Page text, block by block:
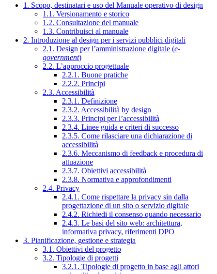
1. Scopo, destinatari e uso del Manuale operativo di design
1.1. Versionamento e storico
1.2. Consultazione del manuale
1.3. Contribuisci al manuale
2. Introduzione al design per i servizi pubblici digitali
2.1. Design per l’amministrazione digitale (e-
government)
2.2. L’approccio progettuale
2.2.1. Buone pratiche
2.2.2. Principi
2.3. Accessibilità
2.3.1. Definizione
2.3.2. Accessibilità by design
2.3.3. Principi per l’accessibilità
2.3.4. Linee guida e criteri di successo
2.3.5. Come rilasciare una dichiarazione di
accessibilità
2.3.6. Meccanismo di feedback e procedura di
attuazione
2.3.7. Obiettivi accessibilità
2.3.8. Normativa e approfondimenti
2.4. Privacy
2.4.1. Come rispettare la privacy sin dalla
progettazione di un sito o servizio digitale
2.4.2. Richiedi il consenso quando necessario
2.4.3. Le basi del sito web: architettura,
informativa privacy, riferimenti DPO
3. Pianificazione, gestione e strategia
3.1. Obiettivi del progetto
3.2. Tipologie di progetti
3.2.1. Tipologie di progetto in base agli attori